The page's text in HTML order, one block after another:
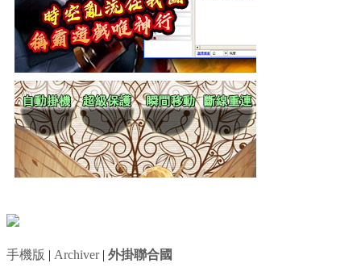
手機版 | Archiver| 外掛聯合國